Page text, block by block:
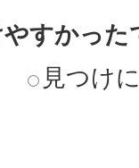
すかった
見つけ